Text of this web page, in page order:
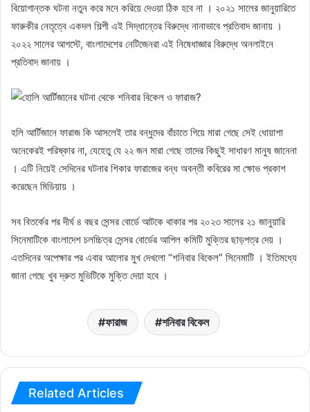
বিয়োগান্তক ঘটনা নতুন করে মনে করিয়ে দেওয়া ঠিক হবে না । ২০২১ সালের জানুয়ারিতে
ফারুকীর নেতৃত্বে একদল শিল্পী এই সিদ্ধান্তের বিরুদ্ধে নানাভাবে প্রতিবাদ জানায় ।
২০২২ সালের আগস্টে, বাংলাদেশের নেটিজেনরা এই নিষেধাজ্ঞার বিরুদ্ধে অনলাইনে
প্রতিবাদ জানায় ।
হলি আর্টিজানে ফারাজ কি আসলেই তার বন্ধুদের বাঁচাতে গিয়ে মারা গেছে সেই ধোয়াশা
অনেকেরই পরিষ্কার না, যেহেতু যে ২২ জন মারা গেছে তাদের কিছুই সাধারণ মানুষ জানেনা
। এটি নিয়েই সেদিনের ঘটনার শিকার ফারাজের বন্ধ অবন্তী কবিরের মা ক্ষোভ প্রকাশ
করেছেন মিডিয়ায় ।
সব বিতর্কের পর দীর্ঘ ৪ বছর সেন্সর বোর্ডে আটকে থাকার পর ২০২৩ সালের ২১ জানুয়ারি
সিনেমাটিকে বাংলাদেশ চলচ্চিত্র সেন্সর বোর্ডের আপিল কমিটি মুক্তির ছাড়পত্র দেয় ।
এতদিনের অপেক্ষার পর এবার আলোর মুখ দেখলো “শনিবার বিকেল” সিনেমাটি । ইতিমধ্যে
জানা গেছে খুব দ্রুত মুভিটিকে মুক্তি দেয়া হবে ।
ফারাজ শনিবার বিকেল
Related Articles